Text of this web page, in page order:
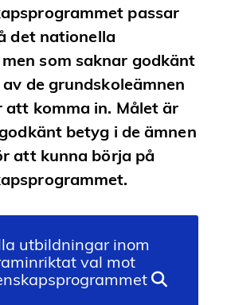
passar
det nationella
som saknar godkänt
de grundskoleämnen
att komma in. Målet är
betyg i de ämnen
att kunna börja på
utbildningar inom
val mot